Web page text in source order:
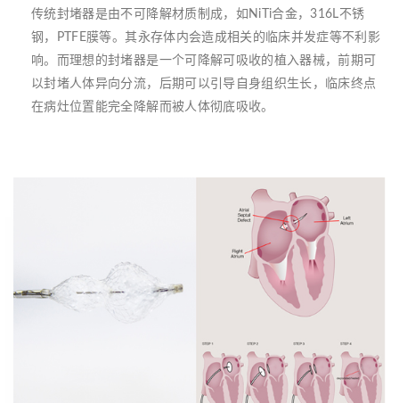
传统封堵器是由不可降解材质制成，如NiTi合金，316L不锈
钢，PTFE膜等。其永存体内会造成相关的临床并发症等不利影
响。而理想的封堵器是一个可降解可吸收的植入器械，前期可
以封堵人体异向分流，后期可以引导自身组织生长，临床终点
在病灶位置能完全降解而被人体彻底吸收。